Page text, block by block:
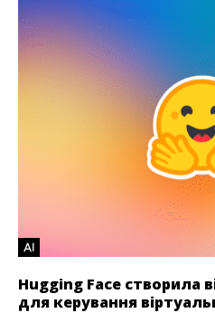
AI
Hugging Face створила
для керування